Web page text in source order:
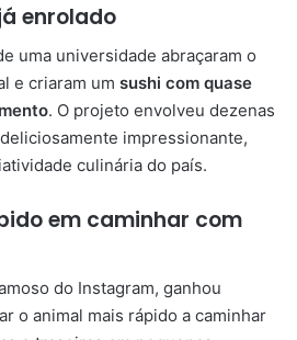
enrolado
uma universidade abraçaram o
e criaram um sushi com quase
. O projeto envolveu dezenas
impressionante,
culinária do país.
em caminhar com
do Instagram, ganhou
o animal mais rápido a caminhar